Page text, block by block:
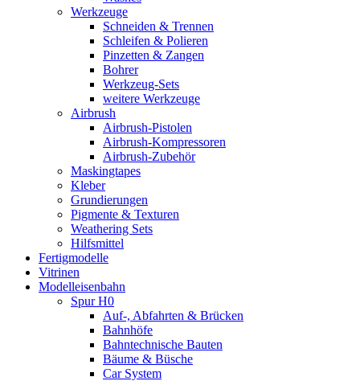
Werkzeuge
Schneiden & Trennen
Schleifen & Polieren
Pinzetten & Zangen
Bohrer
Werkzeug-Sets
weitere Werkzeuge
Airbrush
Airbrush-Pistolen
Airbrush-Kompressoren
Airbrush-Zubehör
Maskingtapes
Kleber
Grundierungen
Pigmente & Texturen
Weathering Sets
Hilfsmittel
Fertigmodelle
Vitrinen
Modelleisenbahn
Spur H0
Auf-, Abfahrten & Brücken
Bahnhöfe
Bahntechnische Bauten
Bäume & Büsche
Car System